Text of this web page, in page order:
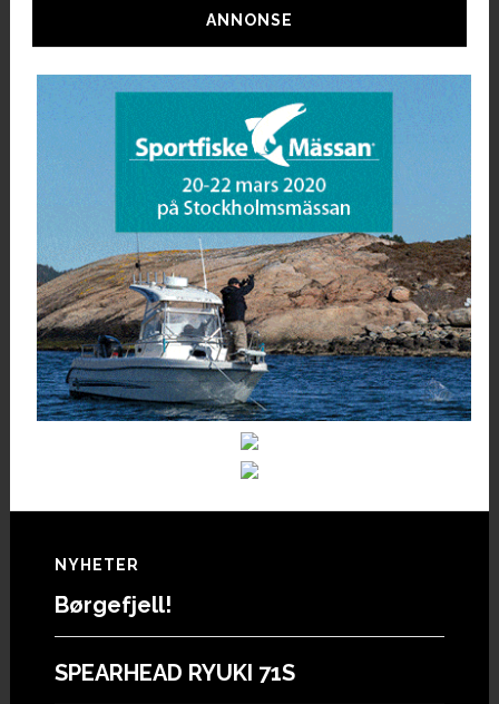
ANNONSE
Footer
NYHETER
Børgefjell!
SPEARHEAD RYUKI 71S